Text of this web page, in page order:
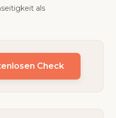
als
Check